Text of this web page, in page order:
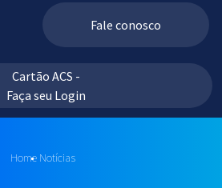
Fale conosco
Cartão ACS -
Faça seu Login
Home Notícias